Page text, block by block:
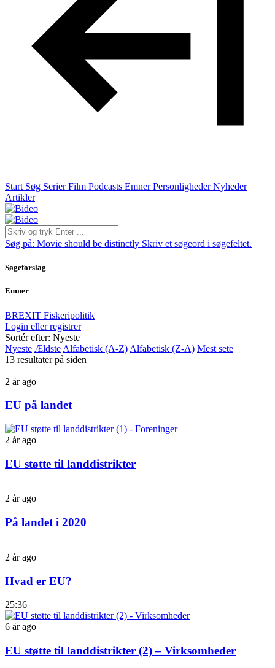
Start Søg Serier Film Podcasts Emner Personligheder Nyheder
Artikler
Søg på: Movie should be distinctly Skriv et søgeord i søgefeltet.
Søgeforslag
Emner
BREXIT Fiskeripolitik
Login eller registrer
Sortér efter: Nyeste
Nyeste Ældste Alfabetisk (A-Z) Alfabetisk (Z-A) Mest sete
13 resultater på siden
2 år ago
EU på landet
2 år ago
EU støtte til landdistrikter
2 år ago
På landet i 2020
2 år ago
Hvad er EU?
25:36
6 år ago
EU støtte til landdistrikter (2) – Virksomheder